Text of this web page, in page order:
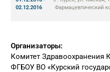
02.12.2016
Фармацевтический
Организаторы:
Комитет Здравоохранения
ФГБОУ ВО «Курский